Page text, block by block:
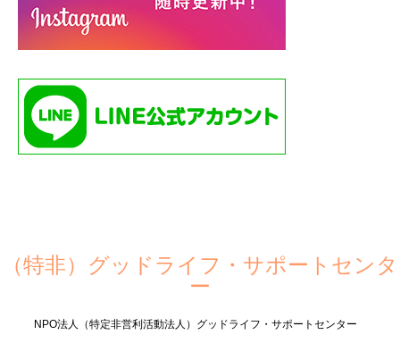
（特非）グッドライフ・サポートセンタ
ー
NPO法人（特定非営利活動法人）グッドライフ・サポートセンター